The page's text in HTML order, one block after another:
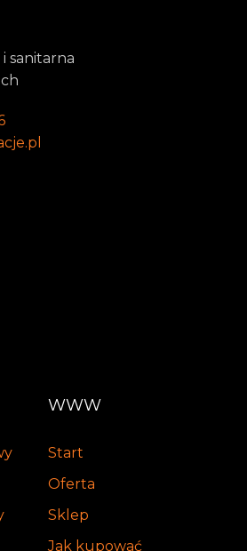
sanitarna
WWW
Start
Oferta
Sklep
Jak kupować